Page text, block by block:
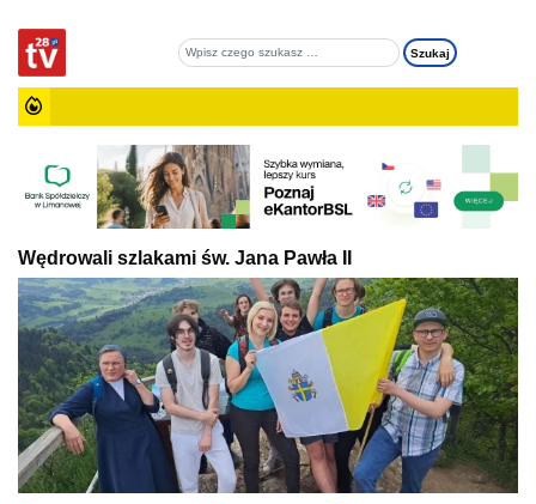
Wędrowali szlakami św. Jana Pawła II